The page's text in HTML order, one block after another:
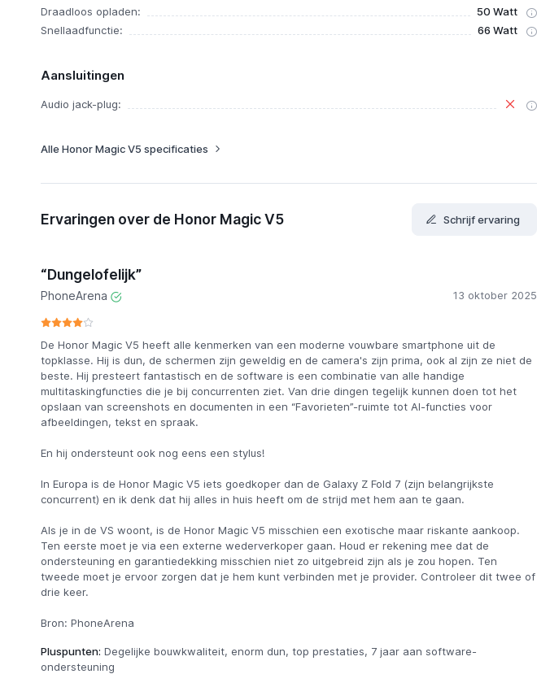
Draadloos opladen:
50 Watt
Snellaadfunctie:
66 Watt
Aansluitingen
Audio jack-plug:
Alle Honor Magic V5 specificaties
Ervaringen over de Honor Magic V5 Schrijf ervaring
“Dungelofelijk”
PhoneArena 13 oktober 2025
De Honor Magic V5 heeft alle kenmerken van een moderne vouwbare smartphone uit de
topklasse. Hij is dun, de schermen zijn geweldig en de camera's zijn prima, ook al zijn ze niet de
beste. Hij presteert fantastisch en de software is een combinatie van alle handige
multitaskingfuncties die je bij concurrenten ziet. Van drie dingen tegelijk kunnen doen tot het
opslaan van screenshots en documenten in een “Favorieten”-ruimte tot AI-functies voor
afbeeldingen, tekst en spraak.
En hij ondersteunt ook nog eens een stylus!
In Europa is de Honor Magic V5 iets goedkoper dan de Galaxy Z Fold 7 (zijn belangrijkste
concurrent) en ik denk dat hij alles in huis heeft om de strijd met hem aan te gaan.
Als je in de VS woont, is de Honor Magic V5 misschien een exotische maar riskante aankoop.
Ten eerste moet je via een externe wederverkoper gaan. Houd er rekening mee dat de
ondersteuning en garantiedekking misschien niet zo uitgebreid zijn als je zou hopen. Ten
tweede moet je ervoor zorgen dat je hem kunt verbinden met je provider. Controleer dit twee of
drie keer.
Bron: PhoneArena
Pluspunten: Degelijke bouwkwaliteit, enorm dun, top prestaties, 7 jaar aan software-
ondersteuning